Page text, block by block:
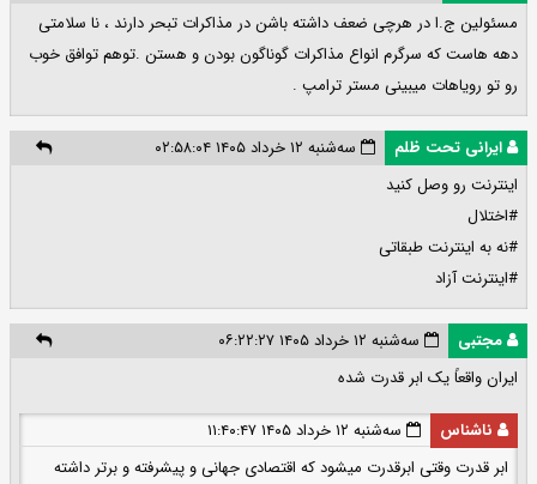
مسئولین ج.ا در هرچی ضعف داشته باشن در مذاکرات تبحر دارند ، نا سلامتی
دهه هاست که سرگرم انواع مذاکرات گوناگون بودن و هستن .توهم توافق خوب
رو تو رویاهات میبینی مستر ترامپ .
ایرانی تحت ظلم
سه‌شنبه ۱۲ خرداد ۱۴۰۵ ۰۲:۵۸:۰۴
اینترنت رو وصل کنید
#اختلال
#نه به اینترنت طبقاتی
#اینترنت آزاد
مجتبی
سه‌شنبه ۱۲ خرداد ۱۴۰۵ ۰۶:۲۲:۲۷
ایران واقعاً یک ابر قدرت شده
ناشناس
سه‌شنبه ۱۲ خرداد ۱۴۰۵ ۱۱:۴۰:۴۷
ابر قدرت وقتی ابرقدرت میشود که اقتصادی جهانی و پیشرفته و برتر داشته